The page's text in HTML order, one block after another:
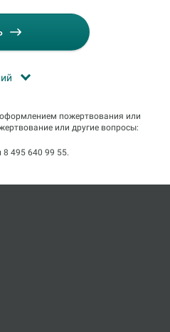
пожертвования или
или другие вопросы:
8 495 640 99 55.